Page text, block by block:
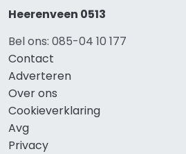
Heerenveen 0513
Bel ons: 085-04 10 177
Contact
Adverteren
Over ons
Cookieverklaring
Avg
Privacy